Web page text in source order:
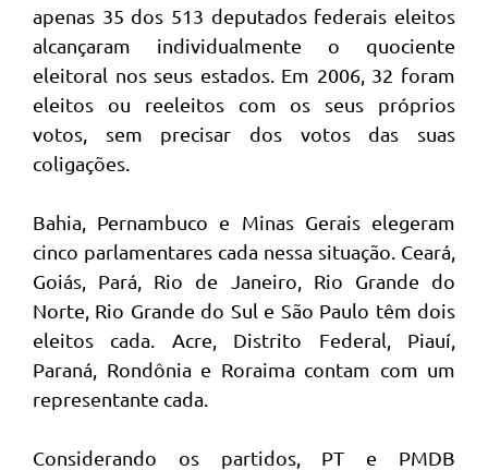
apenas 35 dos 513 deputados federais eleitos
alcançaram individualmente o quociente
eleitoral nos seus estados. Em 2006, 32 foram
eleitos ou reeleitos com os seus próprios
votos, sem precisar dos votos das suas
coligações.
Bahia, Pernambuco e Minas Gerais elegeram
cinco parlamentares cada nessa situação. Ceará,
Goiás, Pará, Rio de Janeiro, Rio Grande do
Norte, Rio Grande do Sul e São Paulo têm dois
eleitos cada. Acre, Distrito Federal, Piauí,
Paraná, Rondônia e Roraima contam com um
representante cada.
Considerando os partidos, PT e PMDB